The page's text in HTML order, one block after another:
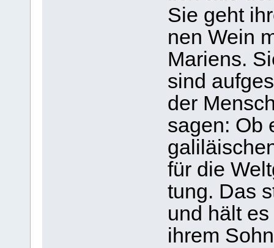
Sie geht
nen Wein
Mari­ens.
sind
der
sagen: Ob
für die
tung. Das
und hält
ihrem